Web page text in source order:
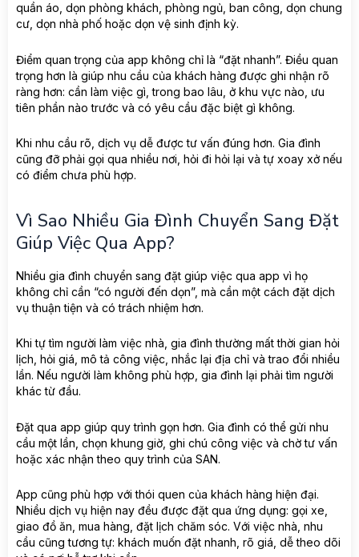
quần áo, dọn phòng khách, phòng ngủ, ban công, dọn chung
cư, dọn nhà phố hoặc dọn vệ sinh định kỳ.
Điểm quan trọng của app không chỉ là “đặt nhanh”. Điều quan
trọng hơn là giúp nhu cầu của khách hàng được ghi nhận rõ
ràng hơn: cần làm việc gì, trong bao lâu, ở khu vực nào, ưu
tiên phần nào trước và có yêu cầu đặc biệt gì không.
Khi nhu cầu rõ, dịch vụ dễ được tư vấn đúng hơn. Gia đình
cũng đỡ phải gọi qua nhiều nơi, hỏi đi hỏi lại và tự xoay xở nếu
có điểm chưa phù hợp.
Vì Sao Nhiều Gia Đình Chuyển Sang Đặt
Giúp Việc Qua App?
Nhiều gia đình chuyển sang đặt giúp việc qua app vì họ
không chỉ cần “có người đến dọn”, mà cần một cách đặt dịch
vụ thuận tiện và có trách nhiệm hơn.
Khi tự tìm người làm việc nhà, gia đình thường mất thời gian hỏi
lịch, hỏi giá, mô tả công việc, nhắc lại địa chỉ và trao đổi nhiều
lần. Nếu người làm không phù hợp, gia đình lại phải tìm người
khác từ đầu.
Đặt qua app giúp quy trình gọn hơn. Gia đình có thể gửi nhu
cầu một lần, chọn khung giờ, ghi chú công việc và chờ tư vấn
hoặc xác nhận theo quy trình của SAN.
App cũng phù hợp với thói quen của khách hàng hiện đại.
Nhiều dịch vụ hiện nay đều được đặt qua ứng dụng: gọi xe,
giao đồ ăn, mua hàng, đặt lịch chăm sóc. Với việc nhà, nhu
cầu cũng tương tự: khách muốn đặt nhanh, rõ giá, dễ theo dõi